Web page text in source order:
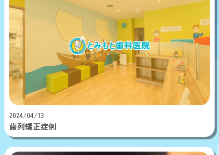
2024/04/13
歯列矯正症例